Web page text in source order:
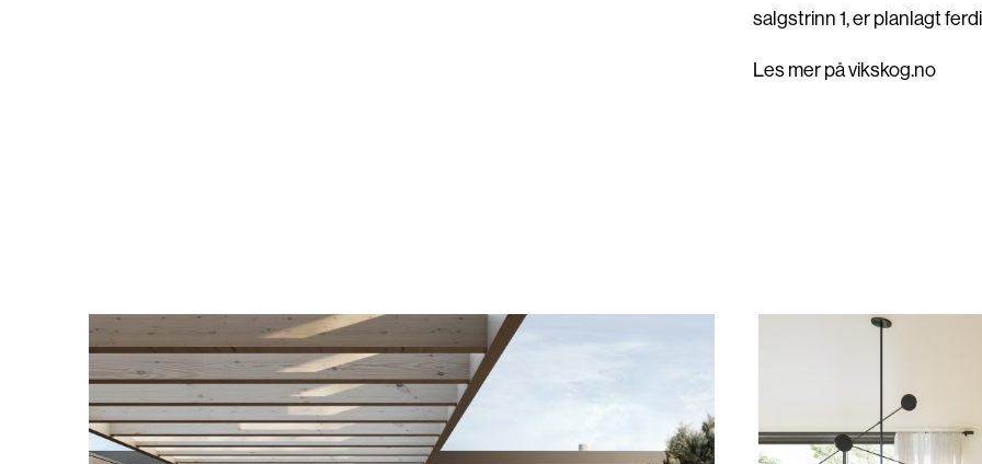
salgstrinn 1, er planlagt
Les mer på vikskog.no